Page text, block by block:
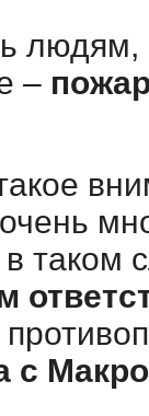
людям,
–
таком
с